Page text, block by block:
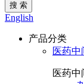
搜 索
English
产品分类
医药中
医药中